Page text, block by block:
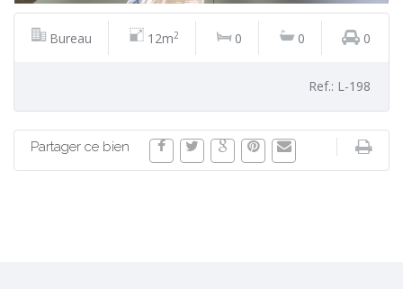
Bureau 12m2 0 0 0
Ref.: L-198
Partager ce bien